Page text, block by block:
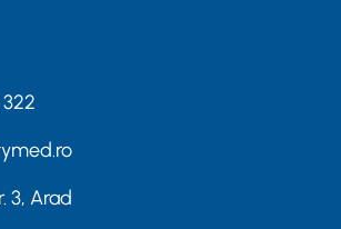
3, Arad